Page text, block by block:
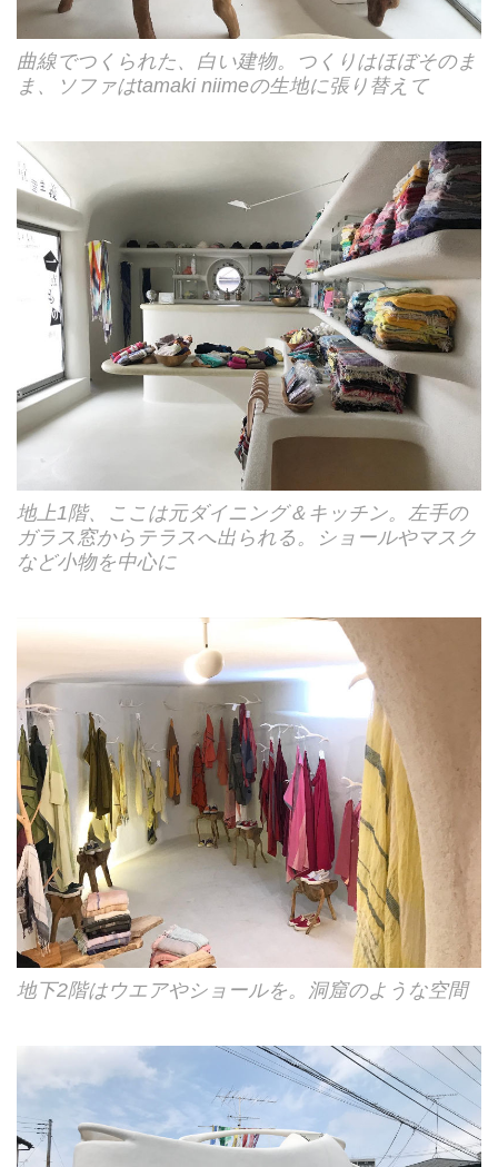
曲線でつくられた、白い建物。つくりはほぼそのま
ま、ソファはtamaki niimeの生地に張り替えて
地上1階、ここは元ダイニング＆キッチン。左手の
ガラス窓からテラスへ出られる。ショールやマスク
など小物を中心に
地下2階はウエアやショールを。洞窟のような空間